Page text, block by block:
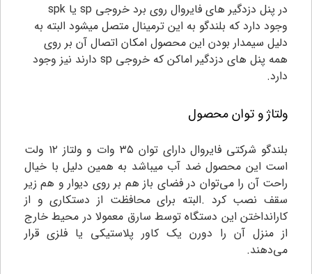
در پنل دزدگیر های فایروال روی برد خروجی sp یا spk
وجود دارد که بلندگو به این ترمینال متصل میشود البته به
دلیل سیمدار بودن این محصول امکان اتصال آن بر روی
همه پنل های دزدگیر اماکن که خروجی sp دارند نیز وجود
دارد.
ولتاژ و توان محصول
بلندگو شرکتی فایروال دارای توان ۳۵ وات و ولتاز ۱۲ ولت
است این محصول ضد آب میباشد به همین دلیل با خیال
راحت آن را می‌توان در فضای باز هم بر روی دیوار و هم زیر
سقف نصب کرد .البته برای محافظت از دستکاری و از
کارانداختن این دستگاه توسط سارق معمولا در محیط خارج
از منزل آن را دورن یک کاور پلاستیکی یا فلزی قرار
می‌دهند.